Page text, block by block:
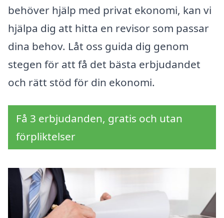
behöver hjälp med privat ekonomi, kan vi
hjälpa dig att hitta en revisor som passar
dina behov. Låt oss guida dig genom
stegen för att få det bästa erbjudandet
och rätt stöd för din ekonomi.
Få 3 erbjudanden, gratis och utan
förpliktelser